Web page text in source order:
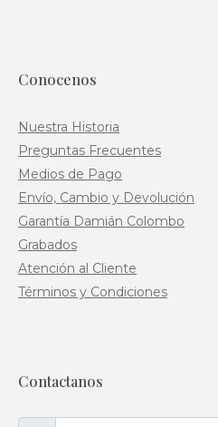
Conocenos
Nuestra Historia
Preguntas Frecuentes
Medios de Pago
Envío, Cambio y Devolución
Garantía Damián Colombo
Grabados
Atención al Cliente
Términos y Condiciones
Contactanos